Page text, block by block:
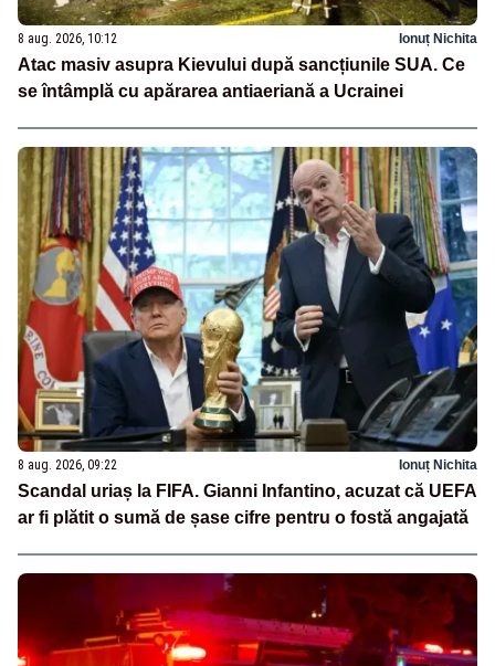
8 aug. 2026, 10:12 Ionuț Nichita
Atac masiv asupra Kievului după sancțiunile SUA. Ce
se întâmplă cu apărarea antiaeriană a Ucrainei
8 aug. 2026, 09:22 Ionuț Nichita
Scandal uriaș la FIFA. Gianni Infantino, acuzat că UEFA
ar fi plătit o sumă de șase cifre pentru o fostă angajată